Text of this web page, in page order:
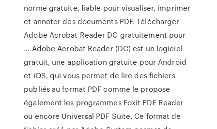
norme gratuite, fiable pour visualiser, imprimer
et annoter des documents PDF. Télécharger
Adobe Acrobat Reader DC gratuitement pour
... Adobe Acrobat Reader (DC) est un logiciel
gratuit, une application gratuite pour Android
et iOS, qui vous permet de lire des fichiers
publiés au format PDF comme le propose
également les programmes Foxit PDF Reader
ou encore Universal PDF Suite. Ce format de